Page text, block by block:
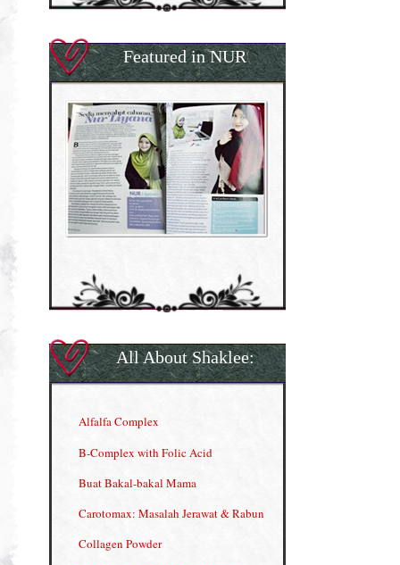
Featured in NUR
All About Shaklee:
Alfalfa Complex
B-Complex with Folic Acid
Buat Bakal-bakal Mama
Carotomax: Masalah Jerawat & Rabun
Collagen Powder